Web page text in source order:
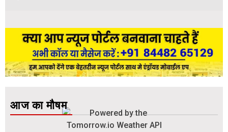
आज का मौषम